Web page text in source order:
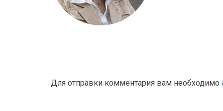
Для отправки комментария вам необходимо